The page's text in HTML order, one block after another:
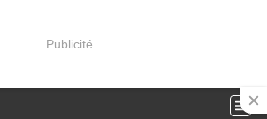
Publicité